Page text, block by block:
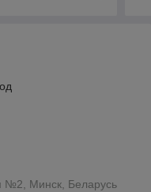
№2, Минск, Беларусь